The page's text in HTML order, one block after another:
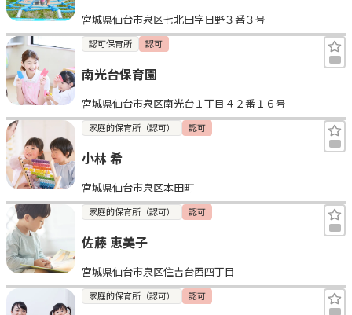
宮城県仙台市泉区七北田字日野３番３号
認可保育所 認可
南光台保育園
宮城県仙台市泉区南光台１丁目４２番１６号
家庭的保育所（認可） 認可
小林 希
宮城県仙台市泉区本田町
家庭的保育所（認可） 認可
佐藤 恵美子
宮城県仙台市泉区住吉台西四丁目
家庭的保育所（認可） 認可